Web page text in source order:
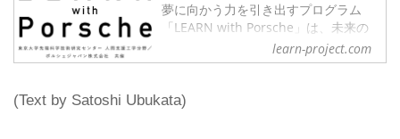
夢に向かう力を引き出すプログラム
「LEARN with Porsche」は、未来の
壁に立ち向かっていくスカラーシップ
生を探し、これからの学びに必要な心
ベーティブなスカラーシッププログラ
learn-project.com
(Text by Satoshi Ubukata)